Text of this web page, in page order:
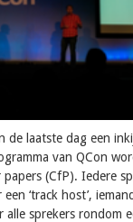
de laatste dag een
van QCon
papers (CfP). Iedere
‘track host’,
sprekers rondom